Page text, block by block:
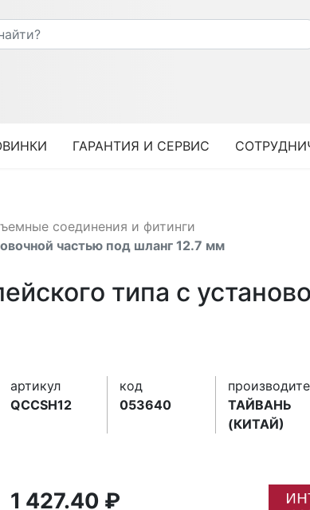
ГАРАНТИЯ И СЕРВИС
соединения и фитинги
частью под шланг 12.7 мм
типа с
артикул
QCCSH12
код
053640
ТАЙВАНЬ
(КИТАЙ)
1 427.40 ₽